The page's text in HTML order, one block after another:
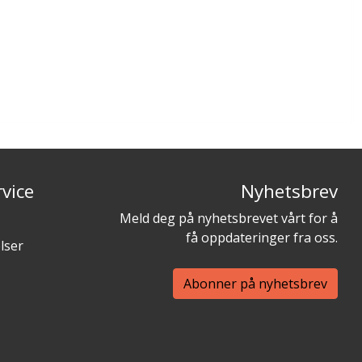
Nyhetsbrev
Meld deg på nyhetsbrevet vårt for å
få oppdateringer fra oss.
Abonner på nyhetsbrev